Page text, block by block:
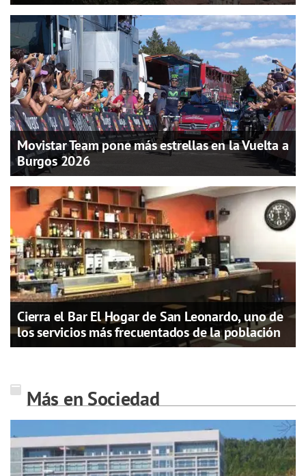
Movistar Team pone más estrellas en la Vuelta a
Burgos 2026
Cierra el Bar El Hogar de San Leonardo, uno de
los servicios más frecuentados de la población
Más en Sociedad